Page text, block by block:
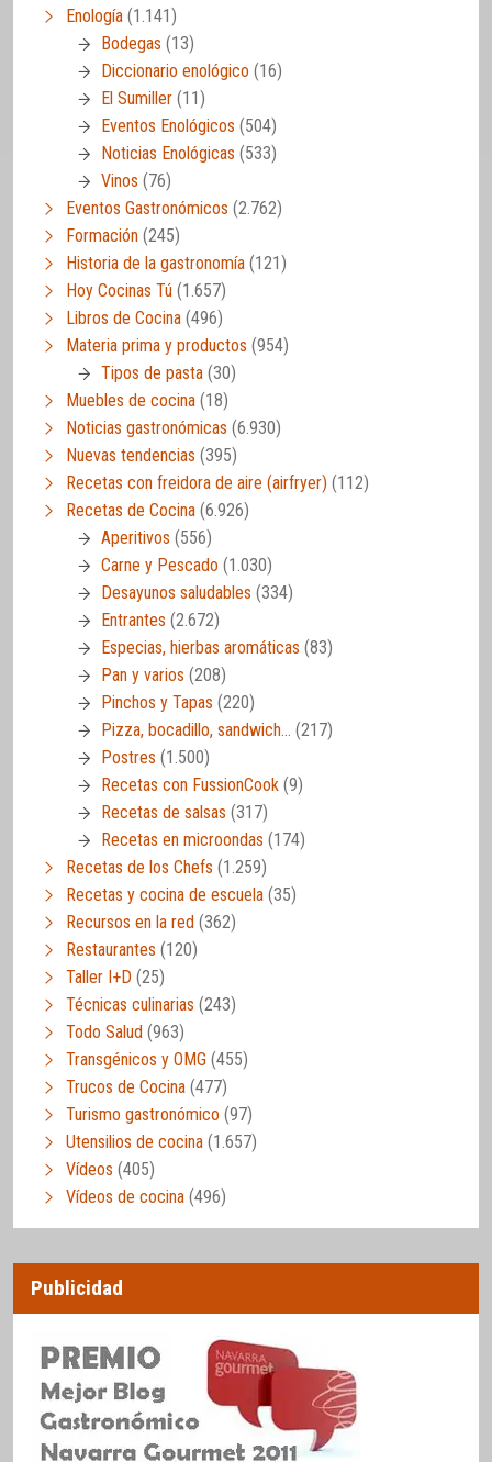
Enología (1.141)
Bodegas (13)
Diccionario enológico (16)
El Sumiller (11)
Eventos Enológicos (504)
Noticias Enológicas (533)
Vinos (76)
Eventos Gastronómicos (2.762)
Formación (245)
Historia de la gastronomía (121)
Hoy Cocinas Tú (1.657)
Libros de Cocina (496)
Materia prima y productos (954)
Tipos de pasta (30)
Muebles de cocina (18)
Noticias gastronómicas (6.930)
Nuevas tendencias (395)
Recetas con freidora de aire (airfryer) (112)
Recetas de Cocina (6.926)
Aperitivos (556)
Carne y Pescado (1.030)
Desayunos saludables (334)
Entrantes (2.672)
Especias, hierbas aromáticas (83)
Pan y varios (208)
Pinchos y Tapas (220)
Pizza, bocadillo, sandwich… (217)
Postres (1.500)
Recetas con FussionCook (9)
Recetas de salsas (317)
Recetas en microondas (174)
Recetas de los Chefs (1.259)
Recetas y cocina de escuela (35)
Recursos en la red (362)
Restaurantes (120)
Taller I+D (25)
Técnicas culinarias (243)
Todo Salud (963)
Transgénicos y OMG (455)
Trucos de Cocina (477)
Turismo gastronómico (97)
Utensilios de cocina (1.657)
Vídeos (405)
Vídeos de cocina (496)
Publicidad